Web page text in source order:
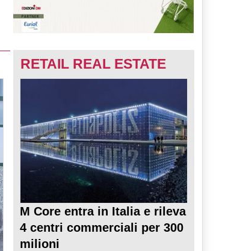
RETAIL REAL ESTATE
M Core entra in Italia e rileva
4 centri commerciali per 300
milioni